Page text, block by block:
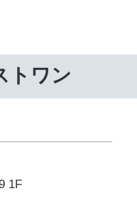
トワン
1F